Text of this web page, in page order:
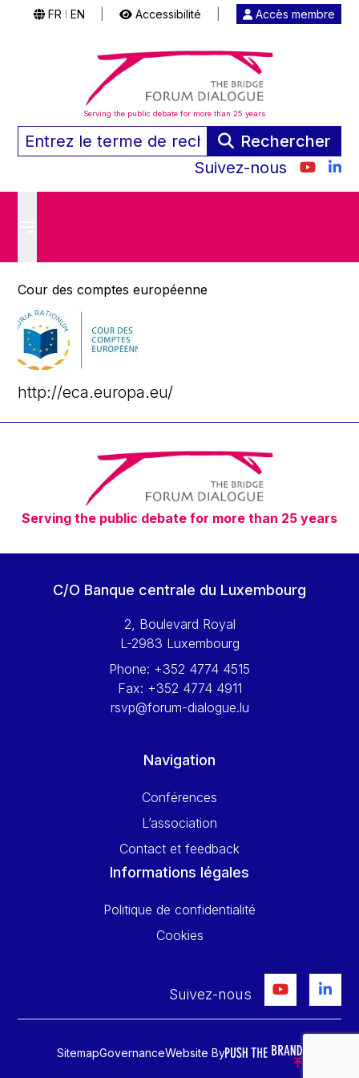
FR EN Accessibilité Accès membre
Serving the public debate for more than 25 years
Rechercher
Suivez-nous
Cour des comptes européenne
http://eca.europa.eu/
Serving the public debate for more than 25 years
C/O Banque centrale du Luxembourg
2, Boulevard Royal
L-2983 Luxembourg
Phone: +352 4774 4515
Fax: +352 4774 4911
rsvp@forum-dialogue.lu
Navigation
Conférences
L’association
Contact et feedback
Informations légales
Politique de confidentialité
Cookies
Suivez-nous
SitemapGovernanceWebsite By